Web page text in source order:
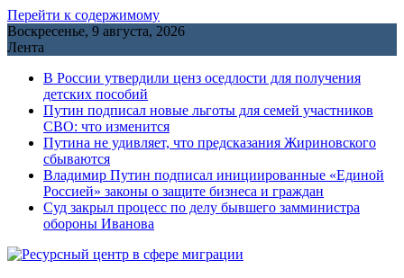
Перейти к содержимому
Воскресенье, 9 августа, 2026
Лента
В России утвердили ценз оседлости для получения
детских пособий
Путин подписал новые льготы для семей участников
СВО: что изменится
Путина не удивляет, что предсказания Жириновского
сбываются
Владимир Путин подписал инициированные «Единой
Россией» законы о защите бизнеса и граждан
Cуд закрыл процесс по делу бывшего замминистра
обороны Иванова